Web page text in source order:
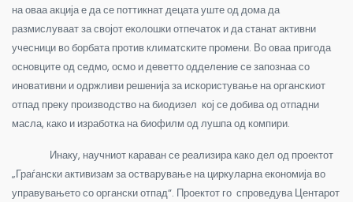
на оваа акција е да се поттикнат децата уште од дома да
размислуваат за својот еколошки отпечаток и да станат активни
учесници во борбата против климатските промени. Во оваа пригода
основците од седмо, осмо и деветто одделение се запознаа со
иновативни и одржливи решенија за искористување на органскиот
отпад преку производство на биодизел кој се добива од отпадни
масла, како и изработка на биофилм од лушпа од компири.
Инаку, научниот караван се реализира како дел од проектот
„Граѓански активизам за остварување на циркуларна економија во
управувањето со органски отпад“. Проектот го спроведува Центарот